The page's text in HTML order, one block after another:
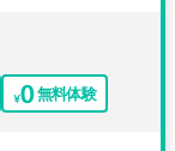
無料体験